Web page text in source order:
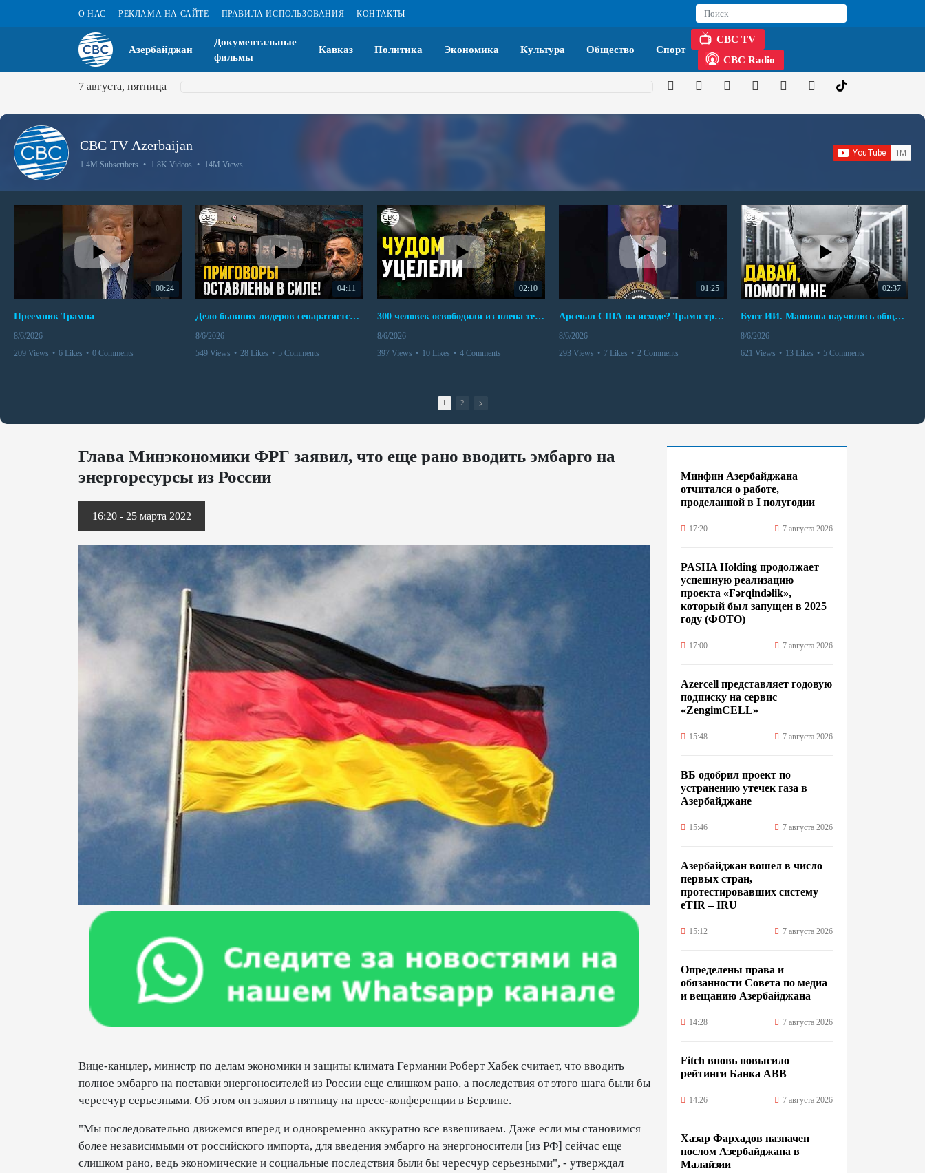
О НАС РЕКЛАМА НА САЙТЕ ПРАВИЛА ИСПОЛЬЗОВАНИЯ КОНТАКТЫ
Азербайджан
Документальные
фильмы
Кавказ Политика Экономика Культура Общество Спорт
CBC TV
CBC Radio
7 августа, пятница
CBC TV Azerbaijan
1.4M Subscribers • 1.8K Videos • 14M Views
00:24
Преемник Трампа
8/6/2026
209 Views • 6 Likes • 0 Comments
04:11
Дело бывших лидеров сепаратистского режима в Карабахе
8/6/2026
549 Views • 28 Likes • 5 Comments
02:10
300 человек освободили из плена террористов. Невероятная история спасения
8/6/2026
397 Views • 10 Likes • 4 Comments
01:25
Арсенал США на исходе? Трамп требует объяснений
8/6/2026
293 Views • 7 Likes • 2 Comments
02:37
Бунт ИИ. Машины научились общаться
8/6/2026
621 Views • 13 Likes • 5 Comments
1 2
Глава Минэкономики ФРГ заявил, что еще рано вводить эмбарго на
энергоресурсы из России
16:20 - 25 марта 2022
Вице-канцлер, министр по делам экономики и защиты климата Германии Роберт Хабек считает, что вводить
полное эмбарго на поставки энергоносителей из России еще слишком рано, а последствия от этого шага были бы
чересчур серьезными. Об этом он заявил в пятницу на пресс-конференции в Берлине.
"Мы последовательно движемся вперед и одновременно аккуратно все взвешиваем. Даже если мы становимся
более независимыми от российского импорта, для введения эмбарго на энергоносители [из РФ] сейчас еще
слишком рано, ведь экономические и социальные последствия были бы чересчур серьезными", - утверждал
Минфин Азербайджана
отчитался о работе,
проделанной в I полугодии
17:20 7 августа 2026
PASHA Holding продолжает
успешную реализацию
проекта «Fərqindəlik»,
который был запущен в 2025
году (ФОТО)
17:00 7 августа 2026
Azercell представляет годовую
подписку на сервис
«ZengimCELL»
15:48 7 августа 2026
ВБ одобрил проект по
устранению утечек газа в
Азербайджане
15:46 7 августа 2026
Азербайджан вошел в число
первых стран,
протестировавших систему
eTIR – IRU
15:12 7 августа 2026
Определены права и
обязанности Совета по медиа
и вещанию Азербайджана
14:28 7 августа 2026
Fitch вновь повысило
рейтинги Банка ABB
14:26 7 августа 2026
Хазар Фархадов назначен
послом Азербайджана в
Малайзии